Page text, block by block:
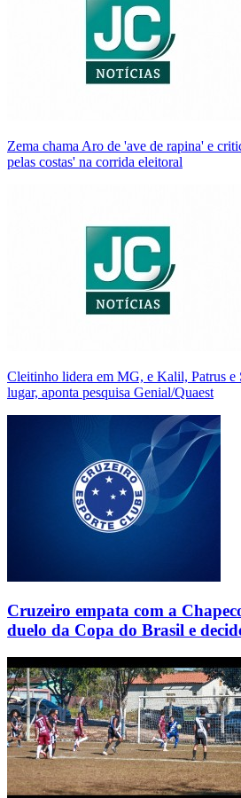
Zema chama Aro de 'ave de rapina' e
pelas costas' na corrida eleitoral
Cleitinho lidera em MG, e Kalil, Patrus e
lugar, aponta pesquisa Genial/Quaest
Cruzeiro empata com a
duelo da Copa do Brasil e